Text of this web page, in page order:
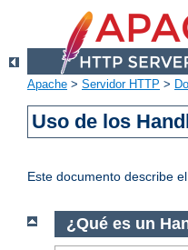
Apache > Servidor HTTP >
Uso de los
Este documento describe
¿Qué es un